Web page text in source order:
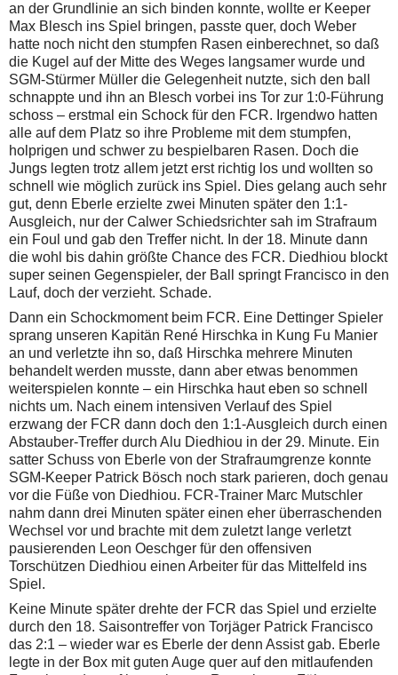
an der Grundlinie an sich binden konnte, wollte er Keeper
Max Blesch ins Spiel bringen, passte quer, doch Weber
hatte noch nicht den stumpfen Rasen einberechnet, so daß
die Kugel auf der Mitte des Weges langsamer wurde und
SGM-Stürmer Müller die Gelegenheit nutzte, sich den ball
schnappte und ihn an Blesch vorbei ins Tor zur 1:0-Führung
schoss – erstmal ein Schock für den FCR. Irgendwo hatten
alle auf dem Platz so ihre Probleme mit dem stumpfen,
holprigen und schwer zu bespielbaren Rasen. Doch die
Jungs legten trotz allem jetzt erst richtig los und wollten so
schnell wie möglich zurück ins Spiel. Dies gelang auch sehr
gut, denn Eberle erzielte zwei Minuten später den 1:1-
Ausgleich, nur der Calwer Schiedsrichter sah im Strafraum
ein Foul und gab den Treffer nicht. In der 18. Minute dann
die wohl bis dahin größte Chance des FCR. Diedhiou blockt
super seinen Gegenspieler, der Ball springt Francisco in den
Lauf, doch der verzieht. Schade.
Dann ein Schockmoment beim FCR. Eine Dettinger Spieler
sprang unseren Kapitän René Hirschka in Kung Fu Manier
an und verletzte ihn so, daß Hirschka mehrere Minuten
behandelt werden musste, dann aber etwas benommen
weiterspielen konnte – ein Hirschka haut eben so schnell
nichts um. Nach einem intensiven Verlauf des Spiel
erzwang der FCR dann doch den 1:1-Ausgleich durch einen
Abstauber-Treffer durch Alu Diedhiou in der 29. Minute. Ein
satter Schuss von Eberle von der Strafraumgrenze konnte
SGM-Keeper Patrick Bösch noch stark parieren, doch genau
vor die Füße von Diedhiou. FCR-Trainer Marc Mutschler
nahm dann drei Minuten später einen eher überraschenden
Wechsel vor und brachte mit dem zuletzt lange verletzt
pausierenden Leon Oeschger für den offensiven
Torschützen Diedhiou einen Arbeiter für das Mittelfeld ins
Spiel.
Keine Minute später drehte der FCR das Spiel und erzielte
durch den 18. Saisontreffer von Torjäger Patrick Francisco
das 2:1 – wieder war es Eberle der denn Assist gab. Eberle
legte in der Box mit guten Auge quer auf den mitlaufenden